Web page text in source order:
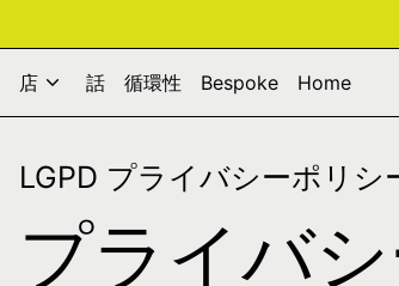
店 話 循環性 Bespoke Home
LGPD プライバシーポリシ
プライバ